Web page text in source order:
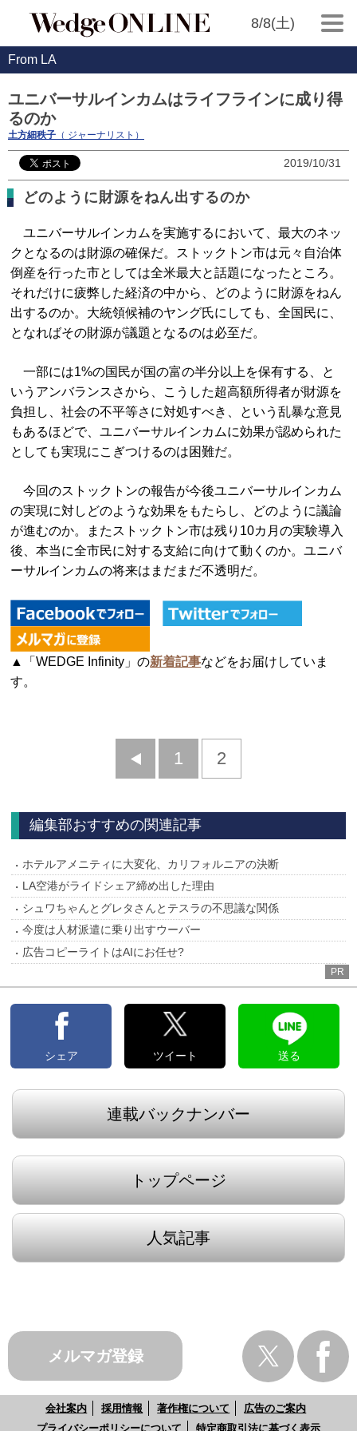
8/8(土)
From LA
ユニバーサルインカムはライフラインに成り得
るのか
土方細秩子 （ ジャーナリスト）
2019/10/31
どのように財源をねん出するのか
ユニバーサルインカムを実施するにおいて、最大のネッ
クとなるのは財源の確保だ。ストックトン市は元々自治体
倒産を行った市としては全米最大と話題になったところ。
それだけに疲弊した経済の中から、どのように財源をねん
出するのか。大統領候補のヤング氏にしても、全国民に、
となればその財源が議題となるのは必至だ。
一部には1%の国民が国の富の半分以上を保有する、と
いうアンバランスさから、こうした超高額所得者が財源を
負担し、社会の不平等さに対処すべき、という乱暴な意見
もあるほどで、ユニバーサルインカムに効果が認められた
としても実現にこぎつけるのは困難だ。
今回のストックトンの報告が今後ユニバーサルインカム
の実現に対しどのような効果をもたらし、どのように議論
が進むのか。またストックトン市は残り10カ月の実験導入
後、本当に全市民に対する支給に向けて動くのか。ユニバ
ーサルインカムの将来はまだまだ不透明だ。
▲「WEDGE Infinity」の新着記事などをお届けしていま
す。
前
1 2
編集部おすすめの関連記事
ホテルアメニティに大変化、カリフォルニアの決断
LA空港がライドシェア締め出した理由
シュワちゃんとグレタさんとテスラの不思議な関係
今度は人材派遣に乗り出すウーバー
広告コピーライトはAIにお任せ?
PR
シェア ツイート 送る
連載バックナンバー
トップページ
人気記事
メルマガ登録
会社案内 採用情報 著作権について
広告のご案内
プライバシーポリシーについて
特定商取引法に基づく表示